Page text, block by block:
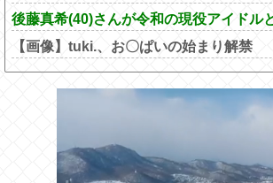
後藤真希(40)さんが令和の現役アイドル
【画像】tuki.、お〇ぱいの始まり解禁